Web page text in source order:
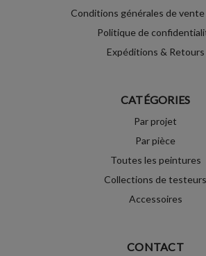
Conditions générales de vente
Politique de
Expéditions & Retours
CATÉGORIES
Par projet
Par pièce
Toutes les peintures
Collections de testeurs
Accessoires
CONTACT